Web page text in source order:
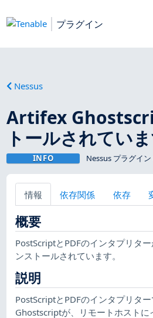
プラグイン
Nessus
Artifex
トールされてい
INFO Nessus プラグイ
情報 依存関係 依存
概要
PostScriptとPDFのインタプリタ
ンストールされています。
説明
PostScriptとPDFのインタプリタ
Ghostscriptが、リモートホストに